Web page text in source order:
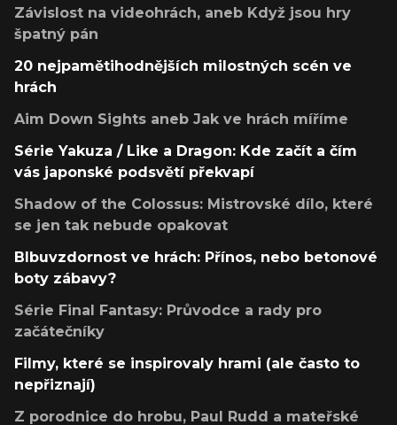
Závislost na videohrách, aneb Když jsou hry
špatný pán
20 nejpamětihodnějších milostných scén ve
hrách
Aim Down Sights aneb Jak ve hrách míříme
Série Yakuza / Like a Dragon: Kde začít a čím
vás japonské podsvětí překvapí
Shadow of the Colossus: Mistrovské dílo, které
se jen tak nebude opakovat
Blbuvzdornost ve hrách: Přínos, nebo betonové
boty zábavy?
Série Final Fantasy: Průvodce a rady pro
začátečníky
Filmy, které se inspirovaly hrami (ale často to
nepřiznají)
Z porodnice do hrobu, Paul Rudd a mateřské